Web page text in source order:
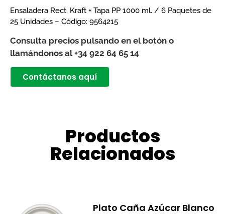
Ensaladera Rect. Kraft + Tapa PP 1000 ml. / 6 Paquetes de
25 Unidades – Código: 9564215
Consulta precios pulsando en el botón o
llamándonos al +34 922 64 65 14
Contáctanos aquí
Productos
Relacionados
Plato Caña Azúcar Blanco